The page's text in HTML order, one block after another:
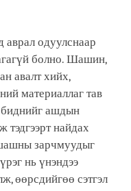
аврал одуулснаар
болно. Шашин,
авалт хийх,
материаллаг тав
биднийг ашдын
тэдгээрт найдах
зарчмуудыг
нь үнэндээ
өөрсдийгөө сэтгэл